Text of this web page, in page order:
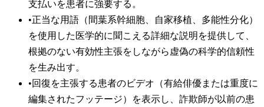
支払いを患者に強要する。
•正当な用語（間葉系幹細胞、自家移植、多能性分化）
を使用した医学的に聞こえる詳細な説明を提供して、
根拠のない有効性主張をしながら虚偽の科学的信頼性
を生み出す。
•回復を主張する患者のビデオ（有給俳優または重度に
編集されたフッテージ）を表示し、詐欺師が以前の患